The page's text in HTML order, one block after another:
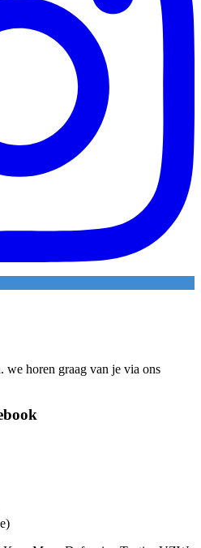
we horen graag van je via ons